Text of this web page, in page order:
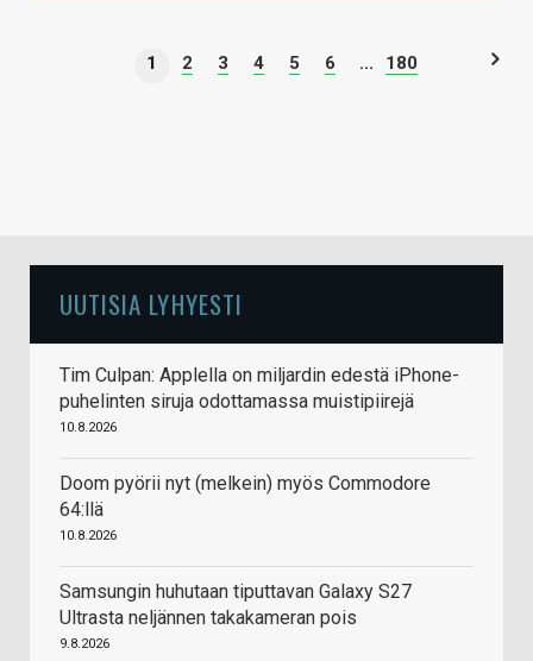
1 2 3 4 5 6 ... 180
UUTISIA LYHYESTI
Tim Culpan: Applella on miljardin edestä iPhone-
puhelinten siruja odottamassa muistipiirejä
10.8.2026
Doom pyörii nyt (melkein) myös Commodore
64:llä
10.8.2026
Samsungin huhutaan tiputtavan Galaxy S27
Ultrasta neljännen takakameran pois
9.8.2026